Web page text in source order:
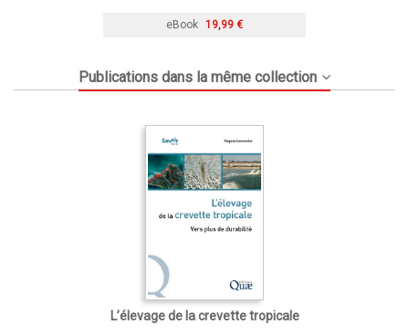
eBook 19,99 €
Publications dans la même collection
L’élevage de la crevette tropicale